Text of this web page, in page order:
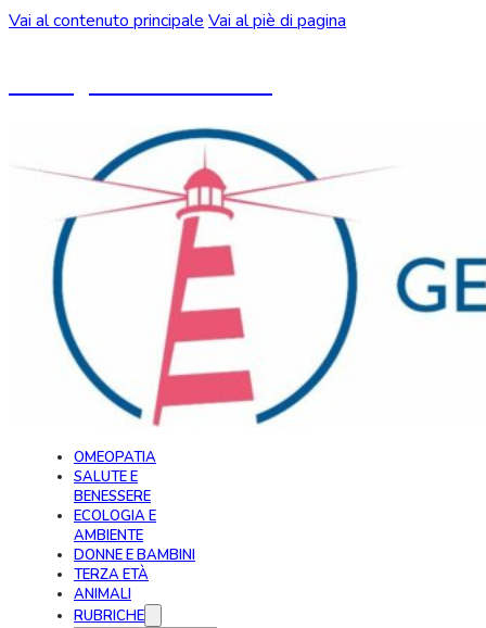
Vai al contenuto principale Vai al piè di pagina
OMEOPATIA
SALUTE E
BENESSERE
ECOLOGIA E
AMBIENTE
DONNE E BAMBINI
TERZA ETÀ
ANIMALI
RUBRICHE